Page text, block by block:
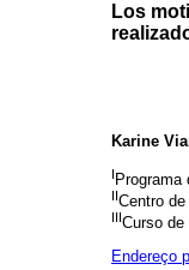
Los
Karine
IPrograma
IICentro
IIICurso de
Endereço